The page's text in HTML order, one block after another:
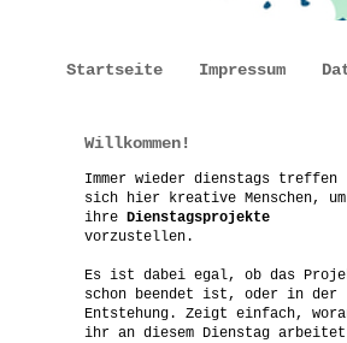
Startseite Impressum
Willkommen!
Immer wieder dienstags treffen
sich hier kreative Menschen, um
ihre Dienstagsprojekte
vorzustellen.
Es ist dabei egal, ob das
schon beendet ist, oder in der
Entstehung. Zeigt einfach,
ihr an diesem Dienstag